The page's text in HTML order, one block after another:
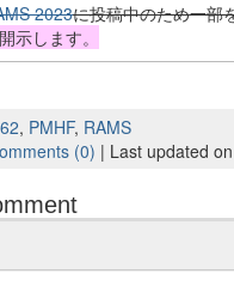
2023に投稿中のため一部
示します。
, PMHF, RAMS
(0) | Last updated